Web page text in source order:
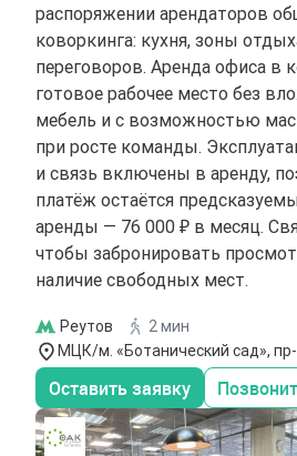
распоряжении арендаторов
коворкинга: кухня, зоны
переговоров. Аренда офиса в
готовое рабочее место без
мебель и с возможностью
при росте команды.
и связь включены в аренду,
платёж остаётся
аренды — 76 000 ₽ в месяц.
чтобы забронировать
наличие свободных мест.
Реутов
2 мин
МЦК/м. «Ботанический сад»,
Оставить заявку